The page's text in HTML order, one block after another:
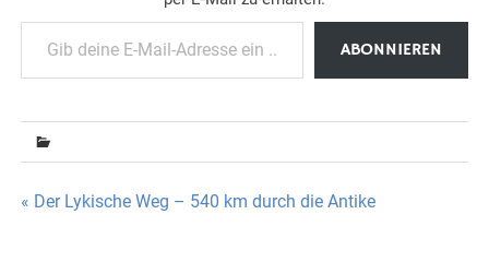
Gib deine E-Mail-Adresse ein ...
ABONNIEREN
Beitragsnavigation
« Der Lykische Weg – 540 km durch die Antike